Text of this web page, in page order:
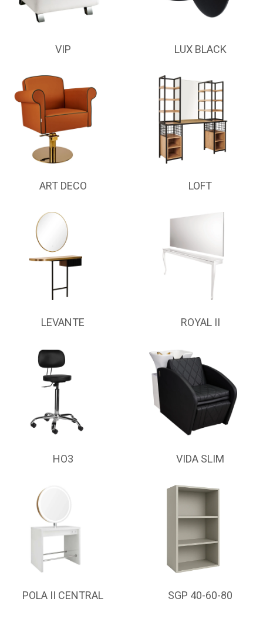
VIP LUX BLACK
ART DECO LOFT
LEVANTE ROYAL II
HO3 VIDA SLIM
POLA II CENTRAL SGP 40-60-80